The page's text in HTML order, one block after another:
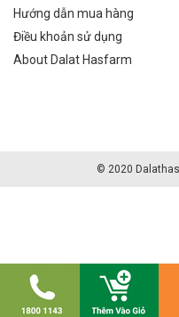
Hướng dẫn mua hàng
Điều khoản sử dụng
About Dalat Hasfarm
© 2020